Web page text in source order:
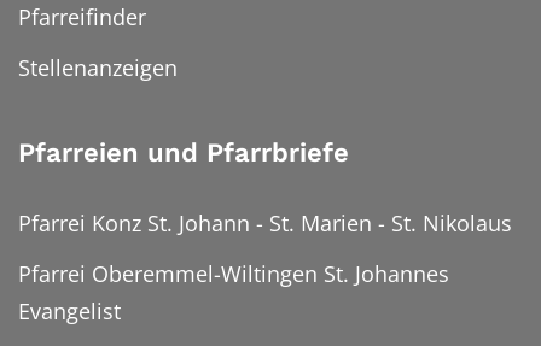
Pfarreifinder
Stellenanzeigen
Pfarreien und Pfarrbriefe
Pfarrei Konz St. Johann - St. Marien - St. Nikolaus
Pfarrei Oberemmel-Wiltingen St. Johannes
Evangelist